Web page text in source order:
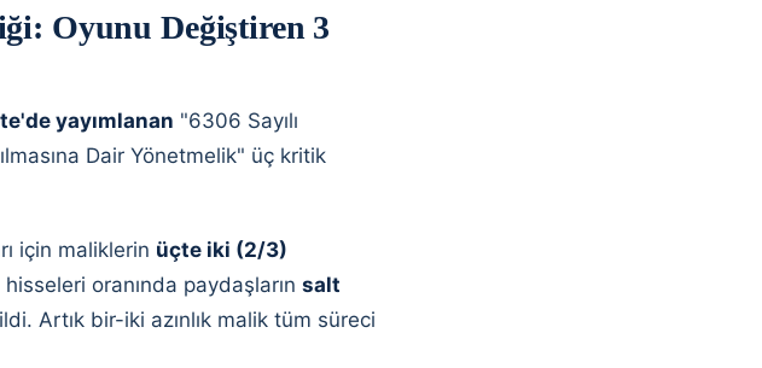
Oyunu Değiştiren 3
yayımlanan "6306 Sayılı
Dair Yönetmelik" üç kritik
için maliklerin üçte iki (2/3)
oranında paydaşların salt
Artık bir-iki azınlık malik tüm süreci